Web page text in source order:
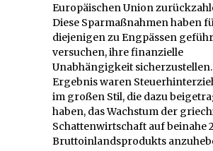
Europäischen Union
Diese Sparmaßnahmen haben
diejenigen zu Engpässen
versuchen, ihre finanzielle
Unabhängigkeit sicherzustellen.
Ergebnis waren
im großen Stil, die dazu
haben, das Wachstum der
Schattenwirtschaft auf beinahe
Bruttoinlandsprodukts